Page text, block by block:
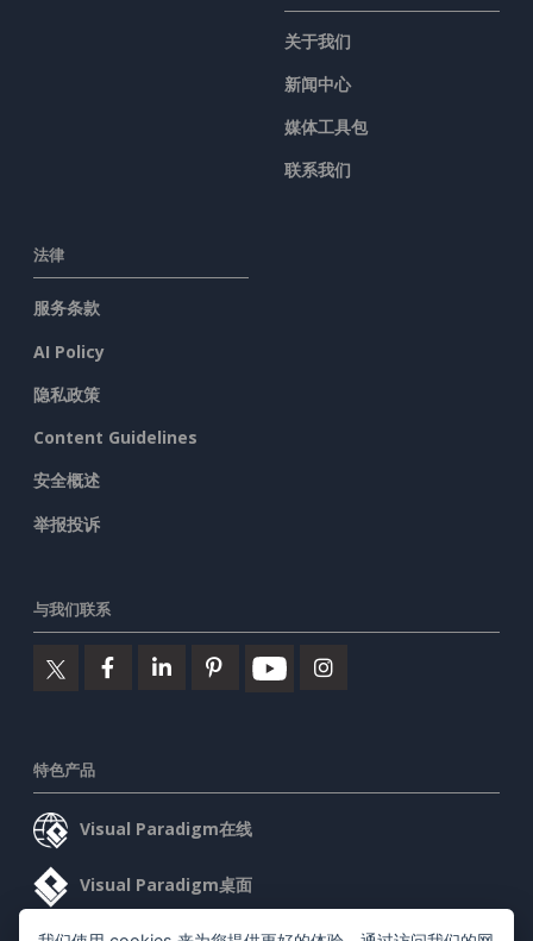
关于我们
新闻中心
媒体工具包
联系我们
法律
服务条款
AI Policy
隐私政策
Content Guidelines
安全概述
举报投诉
与我们联系
特色产品
Visual Paradigm在线
Visual Paradigm桌面